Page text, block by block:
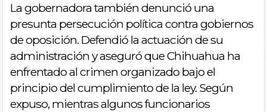
La gobernadora también denunció una
presunta persecución política contra gobiernos
de oposición. Defendió la actuación de su
administración y aseguró que Chihuahua ha
enfrentado al crimen organizado bajo el
principio del cumplimiento de la ley. Según
expuso, mientras algunos funcionarios